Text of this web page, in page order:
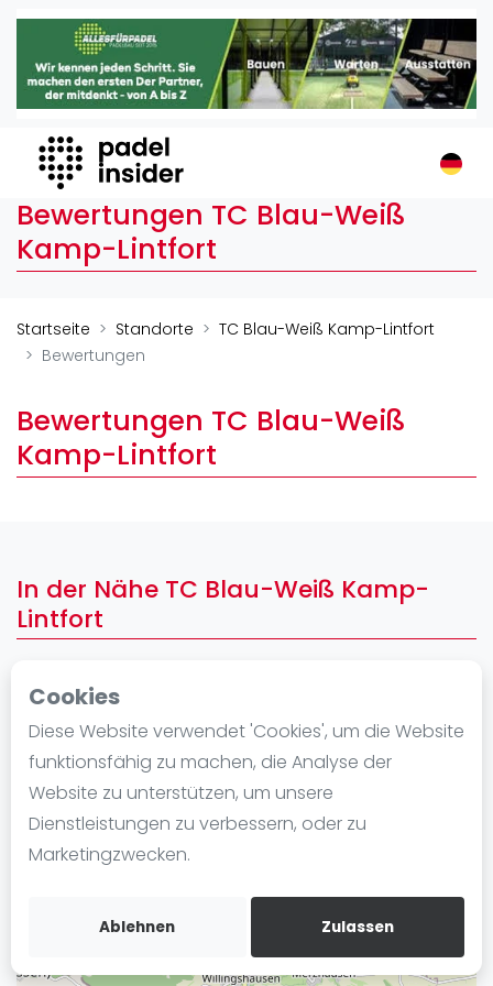
Cookies
Diese Website verwendet 'Cookies', um die Website
funktionsfähig zu machen, die Analyse der
Website zu unterstützen, um unsere
Dienstleistungen zu verbessern, oder zu
Marketingzwecken.
Ablehnen Zulassen
Padel Insider
Home
Organisationen
Buchungssysteme
Padel-Shops
Padel-Marken
Verschiedenes
Veranstaltungen
Turniere
International
Playtomic
Frauen
FIP Männer
Blog
Die Geschichte von Padel
Regeln und Punktzählung
Padel Schläge
Video
Bewertungen TC Blau-Weiß
Kamp-Lintfort
Startseite Standorte
TC Blau-Weiß Kamp-Lintfort
Bewertungen
Bewertungen TC Blau-Weiß
Kamp-Lintfort
In der Nähe TC Blau-Weiß Kamp-
Lintfort
+
−